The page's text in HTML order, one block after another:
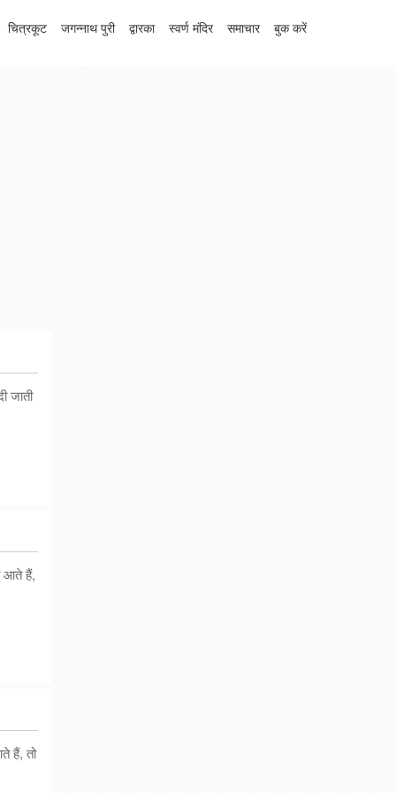
चित्रकूट जगन्नाथ पुरी द्वारका स्वर्ण मंदिर समाचार बुक करें
जाती
आते हैं,
हैं, तो